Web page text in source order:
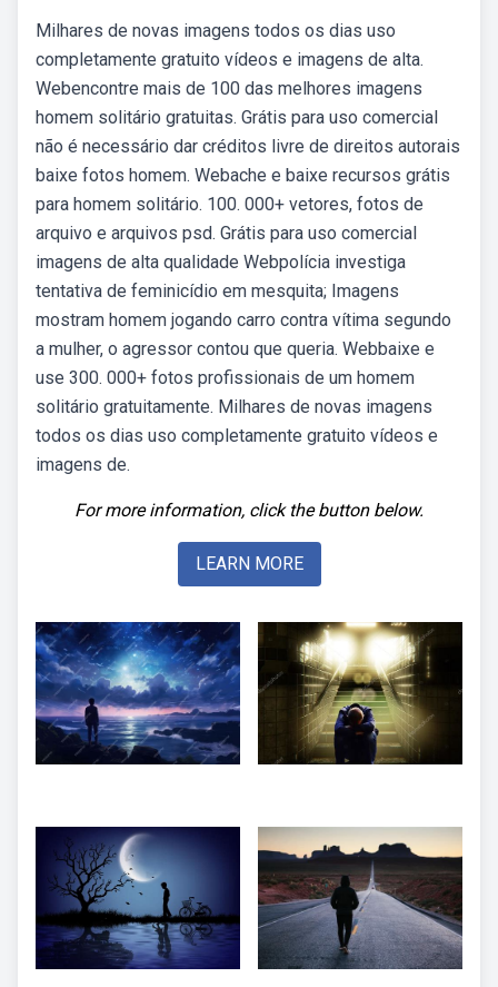
Milhares de novas imagens todos os dias uso
completamente gratuito vídeos e imagens de alta.
Webencontre mais de 100 das melhores imagens
homem solitário gratuitas. Grátis para uso comercial
não é necessário dar créditos livre de direitos autorais
baixe fotos homem. Webache e baixe recursos grátis
para homem solitário. 100. 000+ vetores, fotos de
arquivo e arquivos psd. Grátis para uso comercial
imagens de alta qualidade Webpolícia investiga
tentativa de feminicídio em mesquita; Imagens
mostram homem jogando carro contra vítima segundo
a mulher, o agressor contou que queria. Webbaixe e
use 300. 000+ fotos profissionais de um homem
solitário gratuitamente. Milhares de novas imagens
todos os dias uso completamente gratuito vídeos e
imagens de.
For more information, click the button below.
LEARN MORE